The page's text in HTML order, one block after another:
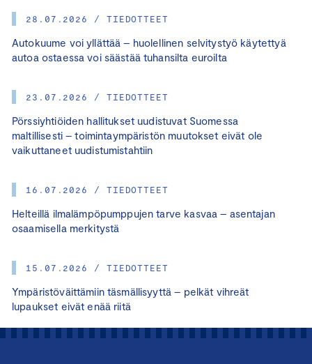
28.07.2026 / TIEDOTTEET
Autokuume voi yllättää – huolellinen selvitystyö käytettyä
autoa ostaessa voi säästää tuhansilta euroilta
23.07.2026 / TIEDOTTEET
Pörssiyhtiöiden hallitukset uudistuvat Suomessa
maltillisesti – toimintaympäristön muutokset eivät ole
vaikuttaneet uudistumistahtiin
16.07.2026 / TIEDOTTEET
Helteillä ilmalämpöpumppujen tarve kasvaa – asentajan
osaamisella merkitystä
15.07.2026 / TIEDOTTEET
Ympäristöväittämiin täsmällisyyttä – pelkät vihreät
lupaukset eivät enää riitä